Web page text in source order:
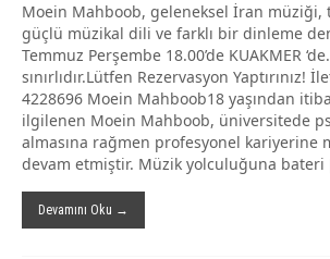
Moein Mahboob, geleneksel İran müziği,
güçlü müzikal dili ve farklı bir dinleme
Temmuz Perşembe 18.00’de KUAKMER
sınırlıdır.Lütfen Rezervasyon Yaptırınız!
4228696 Moein Mahboob18 yaşından
ilgilenen Moein Mahboob, üniversitede
almasına rağmen profesyonel kariyerine
devam etmiştir. Müzik yolculuğuna
Devamını Oku →